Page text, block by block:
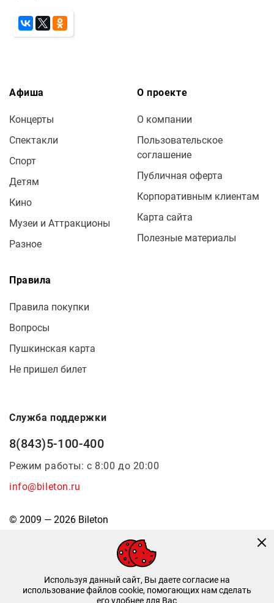
Афиша
Концерты
Спектакли
Спорт
Детям
Кино
Музеи и Аттракционы
Разное
О проекте
О компании
Пользовательское
соглашение
Публичная оферта
Корпоративным клиентам
Карта сайта
Полезные материалы
Правила
Правила покупки
Вопросы
Пушкинская карта
Не пришел билет
Служба поддержки
8(843)5-100-400
Режим работы: с 8:00 до 20:00
info@bileton.ru
© 2009 — 2026 Bileton
Используя данный сайт, Вы даете согласие на
использование файлов cookie, помогающих нам сделать
его удобнее для Вас